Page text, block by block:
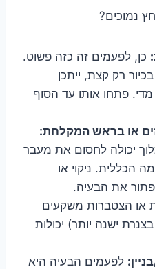
נמוכים?
כן, לפעמים זה כזה פשוט.
רק קצת, ייתכן
פתחו אותו עד הסוף
או בראש המקלחת:
יכולה לחסום את מעבר
הכללית. ניקוי או
את הבעיה.
או הצטברות משקעים
ישנה יותר) יכולות
לפעמים הבעיה היא